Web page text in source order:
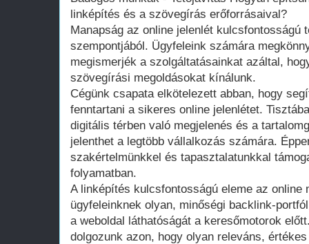
linképítés és a szövegírás erőforrásaival?
Manapság az online jelenlét kulcsfontosságú
szempontjából. Ügyfeleink számára
megismerjék a szolgáltatásainkat azáltal,
szövegírási megoldásokat kínálunk.
Cégünk csapata elkötelezett abban, hogy
fenntartani a sikeres online jelenlétet.
digitális térben való megjelenés és a
jelenthet a legtöbb vállalkozás számára.
szakértelmünkkel és tapasztalatunkkal
folyamatban.
A linképítés kulcsfontosságú eleme az online
ügyfeleinknek olyan, minőségi backlink-
a weboldal láthatóságát a keresőmotorok
dolgozunk azon, hogy olyan releváns,